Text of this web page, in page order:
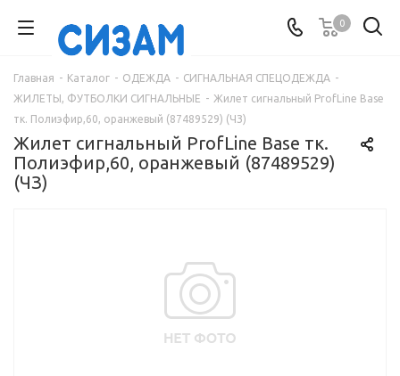
0
Главная - Каталог - ОДЕЖДА - СИГНАЛЬНАЯ СПЕЦОДЕЖДА -
ЖИЛЕТЫ, ФУТБОЛКИ СИГНАЛЬНЫЕ - Жилет сигнальный ProfLine Base
тк. Полиэфир,60, оранжевый (87489529) (ЧЗ)
Жилет сигнальный ProfLine Base тк.
Полиэфир,60, оранжевый (87489529)
(ЧЗ)